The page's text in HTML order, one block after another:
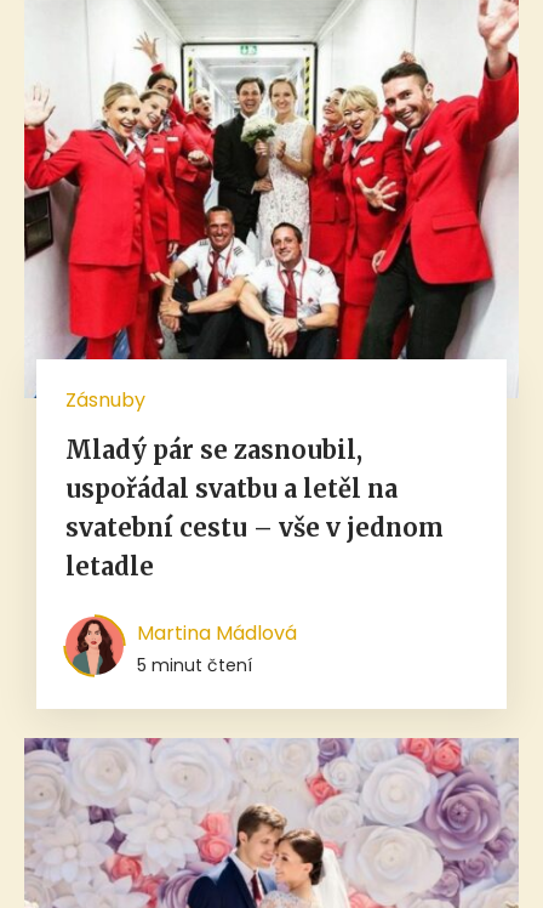
Zásnuby
Mladý pár se zasnoubil,
uspořádal svatbu a letěl na
svatební cestu – vše v jednom
letadle
Martina Mádlová
5 minut čtení